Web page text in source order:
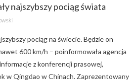
najszybszy pociąg świata
pociąg na świecie. Będzie on
600 km/h – poinformowała agencja
z konferencji prasowej,
w Qingdao w Chinach. Zaprezentowany